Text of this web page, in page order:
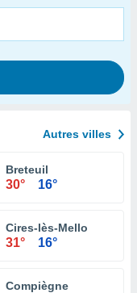
Autres villes
Breteuil
30° 16°
Cires-lès-Mello
31° 16°
Compiègne